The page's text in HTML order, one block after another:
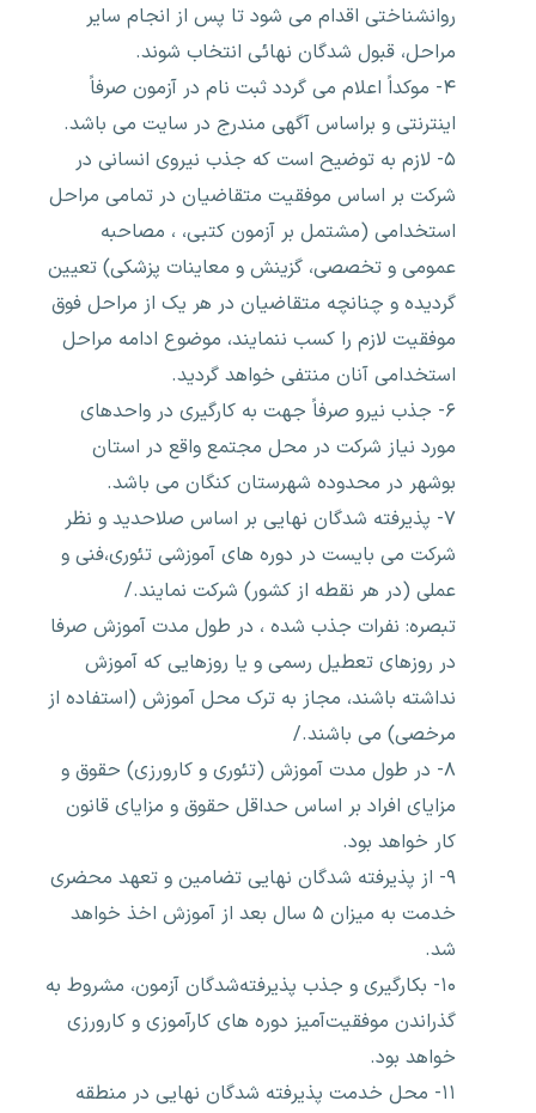
روانشناختی اقدام می شود تا پس از انجام سایر
مراحل، قبول شدگان نهائی انتخاب شوند.
۴- موکداً اعلام می گردد ثبت نام در آزمون صرفاً
اینترنتی و براساس آگهی مندرج در سایت می باشد.
۵- لازم به توضیح است که جذب نیروی انسانی در
شرکت بر اساس موفقیت متقاضیان در تمامی مراحل
استخدامی (مشتمل بر آزمون کتبی، ، مصاحبه
عمومی و تخصصی، گزینش و معاینات پزشکی) تعیین
گردیده و چنانچه متقاضیان در هر یک از مراحل فوق
موفقیت لازم را کسب ننمایند، موضوع ادامه مراحل
استخدامی آنان منتفی خواهد گردید.
۶- جذب نیرو صرفاً جهت به کارگیری در واحدهای
مورد نیاز شرکت در محل مجتمع واقع در استان
بوشهر در محدوده شهرستان کنگان می باشد.
۷- پذیرفته شدگان نهایی بر اساس صلاحدید و نظر
شرکت می بایست در دوره های آموزشی تئوری،فنی و
عملی (در هر نقطه از کشور) شرکت نمایند./
تبصره: نفرات جذب شده ، در طول مدت آموزش صرفا
در روزهای تعطیل رسمی و یا روزهایی که آموزش
نداشته باشند، مجاز به ترک محل آموزش (استفاده از
مرخصی) می باشند./
۸- در طول مدت آموزش (تئوری و کارورزی) حقوق و
مزایای افراد بر اساس حداقل حقوق و مزایای قانون
کار خواهد بود.
۹- از پذیرفته شدگان نهایی تضامین و تعهد محضری
خدمت به میزان ۵ سال بعد از آموزش اخذ خواهد
شد.
۱۰- بکارگیری و جذب پذیرفته‌شدگان آزمون، مشروط به
گذراندن موفقیت‌آمیز دوره های کارآموزی و کارورزی
خواهد بود.
۱۱- محل خدمت پذیرفته شدگان نهایی در منطقه